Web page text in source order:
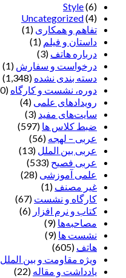
Style(6)
Uncategorized(4)
تفاهم و همکاری (1)
داستان و فیلم (1)
درباره هاتف (3)
درخواست و سفارش (1)
دسته بندی نشده (1,348)
دوره، نشست و کارگاه (70)
رویدادهای علمی (4)
سایت‌های مفید (3)
ضبط کلاس ها (597)
عربی – لهجه (56)
عربی بین الملل (13)
عربی فصیح (533)
علمی آموزشی (28)
غير مصنف (1)
کارگاه و نشست (67)
کتاب و نرم افزار (6)
مصاحبه‌ها (9)
نشست ها (9)
هاتف (605)
ویژه مقاومت و بین الملل
یادداشت‌ و مقاله (22)